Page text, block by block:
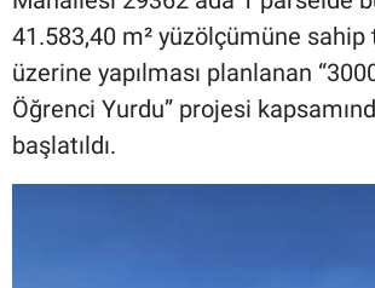
41.583,40 m² yüzölçümüne sahip
üzerine yapılması planlanan
Öğrenci Yurdu” projesi
başlatıldı.